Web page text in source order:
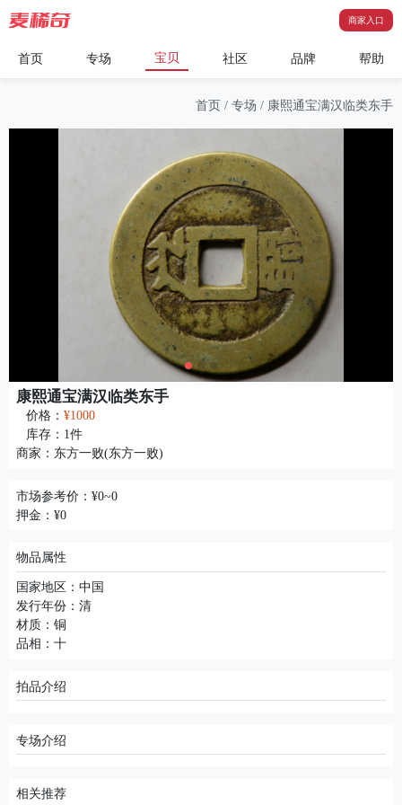
商家入口
首页 专场 宝贝 社区 品牌 帮助
首页 / 专场 / 康熙通宝满汉临类东手
康熙通宝满汉临类东手
价格： ¥1000
库存： 1件
商家： 东方一败(东方一败)
市场参考价：¥0~0
押金：¥0
物品属性
国家地区：中国
发行年份：清
材质：铜
品相：十
拍品介绍
专场介绍
相关推荐